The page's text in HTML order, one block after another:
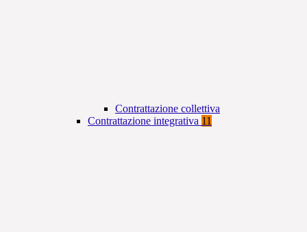
Contrattazione collettiva
Contrattazione integrativa 11